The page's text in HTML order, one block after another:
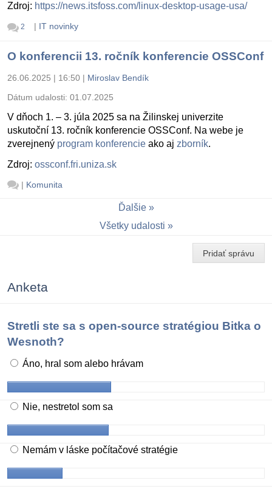
Zdroj: https://news.itsfoss.com/linux-desktop-usage-usa/
2 | IT novinky
O konferencii 13. ročník konferencie OSSConf
26.06.2025 | 16:50 | Miroslav Bendík
Dátum udalosti: 01.07.2025
V dňoch 1. – 3. júla 2025 sa na Žilinskej univerzite
uskutoční 13. ročník konferencie OSSConf. Na webe je
zverejnený program konferencie ako aj zborník.
Zdroj: ossconf.fri.uniza.sk
| Komunita
Ďalšie
Všetky udalosti
Pridať správu
Anketa
Stretli ste sa s open-source stratégiou Bitka o
Wesnoth?
Áno, hral som alebo hrávam
Nie, nestretol som sa
Nemám v láske počítačové stratégie